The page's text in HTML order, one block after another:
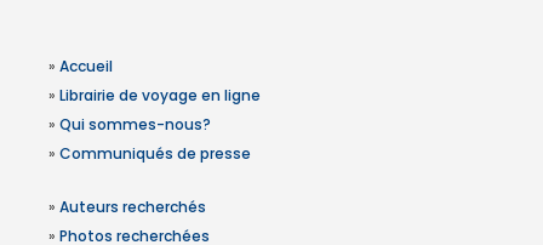
» Accueil
» Librairie de voyage en ligne
» Qui sommes-nous?
» Communiqués de presse
» Auteurs recherchés
» Photos recherchées